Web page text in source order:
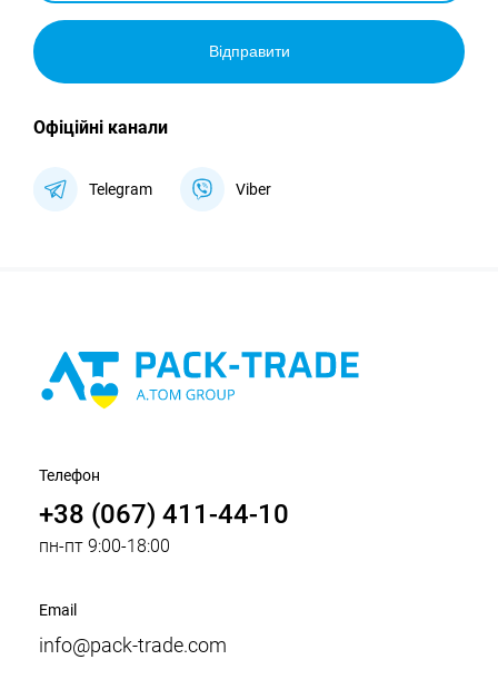
Відправити
Офіційні канали
Telegram Viber
Телефон
+38 (067) 411-44-10
пн-пт 9:00-18:00
Email
info@pack-trade.com